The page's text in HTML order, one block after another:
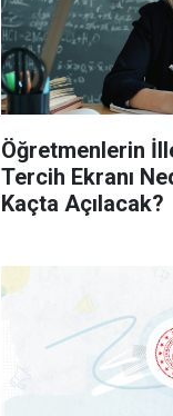
Öğretmenlerin
Tercih Ekranı
Kaçta Açılacak?